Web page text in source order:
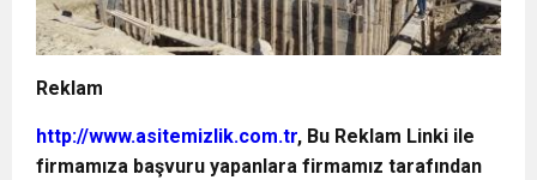
Reklam
http://www.asitemizlik.com.tr, Bu Reklam Linki ile
firmamıza başvuru yapanlara firmamız tarafından